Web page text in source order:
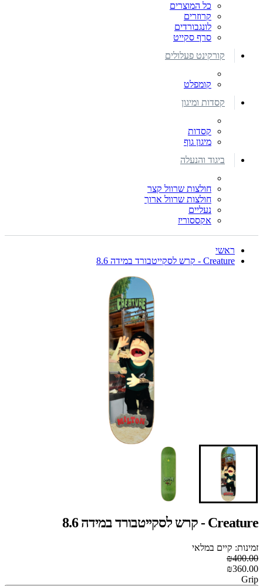
כל המוצרים
קרוזרים
לונגבורדים
סרף סקייט
קורקינט פעלולים
קומפלט
קסדות ומיגון
קסדות
מיגון גוף
ביגוד והנעלה
חולצות שרוול קצר
חולצות שרוול ארוך
נעליים
אקססוריז
ראשי
Creature - קרש לסקייטבורד במידה 8.6
Creature - קרש לסקייטבורד במידה 8.6
זמינות: קיים במלאי
₪400.00
₪360.00
Grip